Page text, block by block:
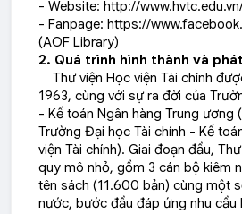
- Website: http://
- Fanpage: https://
(AOF Library)
2. Quá trình hình thành và
Thư viện Học viện Tài chính
1963, cùng với sự ra đời của
- Kế toán Ngân hàng Trung ương
Trường Đại học Tài chính - Kế
viện Tài chính). Giai đoạn đầu,
quy mô nhỏ, gồm 3 cán bộ kiêm
tên sách (11.600 bản) cùng một
nước, bước đầu đáp ứng nhu cầu